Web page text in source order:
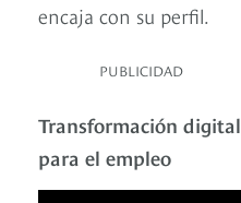
encaja con su perfil.
PUBLICIDAD
Transformación digital
para el empleo